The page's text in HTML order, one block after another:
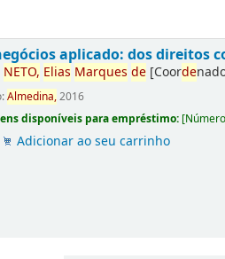
aplicado: dos direitos
NETO, Elias Marques de [Coorde
Almedina,2016
disponíveis para empréstimo: [
Adicionar ao seu carrinho